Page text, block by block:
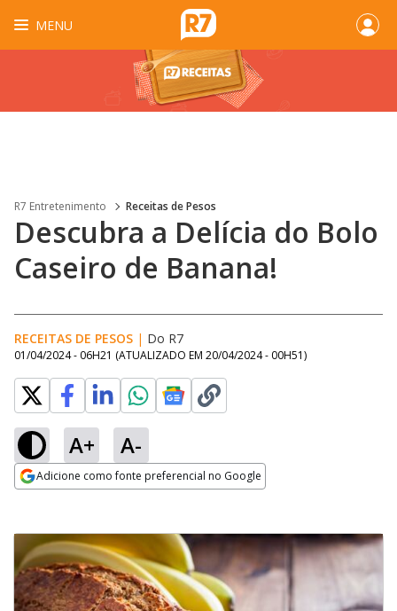
MENU
R7 Entretenimento Receitas de Pesos
Descubra a Delícia do Bolo
Caseiro de Banana!
RECEITAS DE PESOS | Do R7
01/04/2024 - 06H21 (ATUALIZADO EM 20/04/2024 - 00H51)
A+ A-
Adicione como fonte preferencial no Google